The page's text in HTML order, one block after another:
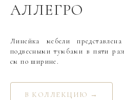
АЛЛЕГРО
Линейка мебели
подвесными тумбами в пяти
см по ширине.
В КОЛЛЕКЦИЮ →